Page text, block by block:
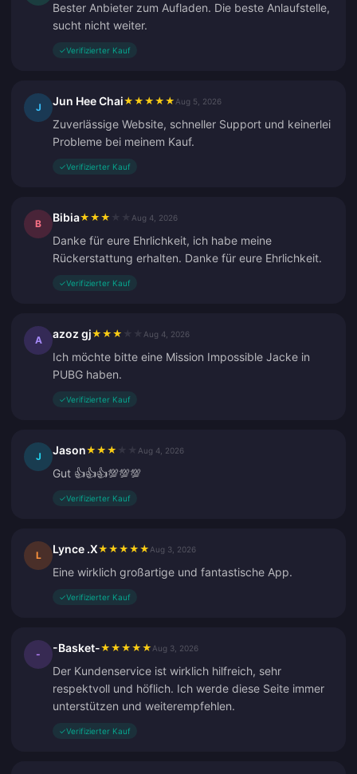
Bester Anbieter zum Aufladen. Die beste Anlaufstelle,
sucht nicht weiter.
✓Verifizierter Kauf
J Jun Hee Chai★ ★ ★ ★ ★ Aug 5, 2026
Zuverlässige Website, schneller Support und keinerlei
Probleme bei meinem Kauf.
✓Verifizierter Kauf
B Bibia★ ★ ★ Aug 4, 2026
Danke für eure Ehrlichkeit, ich habe meine
Rückerstattung erhalten. Danke für eure Ehrlichkeit.
✓Verifizierter Kauf
A azoz gj★ ★ ★ Aug 4, 2026
Ich möchte bitte eine Mission Impossible Jacke in
PUBG haben.
✓Verifizierter Kauf
J Jason★ ★ ★ Aug 4, 2026
Gut 👍👍👍💯💯💯
✓Verifizierter Kauf
L Lynce .X★ ★ ★ ★ ★ Aug 3, 2026
Eine wirklich großartige und fantastische App.
✓Verifizierter Kauf
- -Basket-★ ★ ★ ★ ★ Aug 3, 2026
Der Kundenservice ist wirklich hilfreich, sehr
respektvoll und höflich. Ich werde diese Seite immer
unterstützen und weiterempfehlen.
✓Verifizierter Kauf